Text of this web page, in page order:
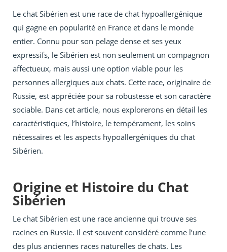
Le chat Sibérien est une race de chat hypoallergénique
qui gagne en popularité en France et dans le monde
entier. Connu pour son pelage dense et ses yeux
expressifs, le Sibérien est non seulement un compagnon
affectueux, mais aussi une option viable pour les
personnes allergiques aux chats. Cette race, originaire de
Russie, est appréciée pour sa robustesse et son caractère
sociable. Dans cet article, nous explorerons en détail les
caractéristiques, l’histoire, le tempérament, les soins
nécessaires et les aspects hypoallergéniques du chat
Sibérien.
Origine et Histoire du Chat
Sibérien
Le chat Sibérien est une race ancienne qui trouve ses
racines en Russie. Il est souvent considéré comme l’une
des plus anciennes races naturelles de chats. Les